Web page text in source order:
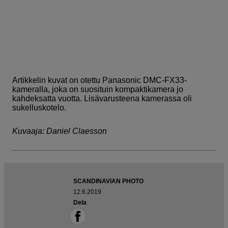
Artikkelin kuvat on otettu Panasonic DMC-FX33-
kameralla, joka on suosituin kompaktikamera jo
kahdeksatta vuotta. Lisävarusteena kamerassa oli
sukelluskotelo.
Kuvaaja: Daniel Claesson
SCANDINAVIAN PHOTO
12.6.2019
Dela